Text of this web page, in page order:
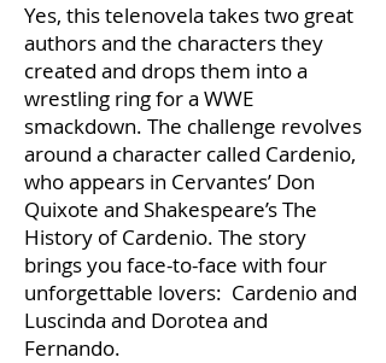
Yes, this telenovela takes two great
authors and the characters they
created and drops them into a
wrestling ring for a WWE
smackdown. The challenge revolves
around a character called Cardenio,
who appears in Cervantes’ Don
Quixote and Shakespeare’s The
History of Cardenio. The story
brings you face-to-face with four
unforgettable lovers: Cardenio and
Luscinda and Dorotea and
Fernando.